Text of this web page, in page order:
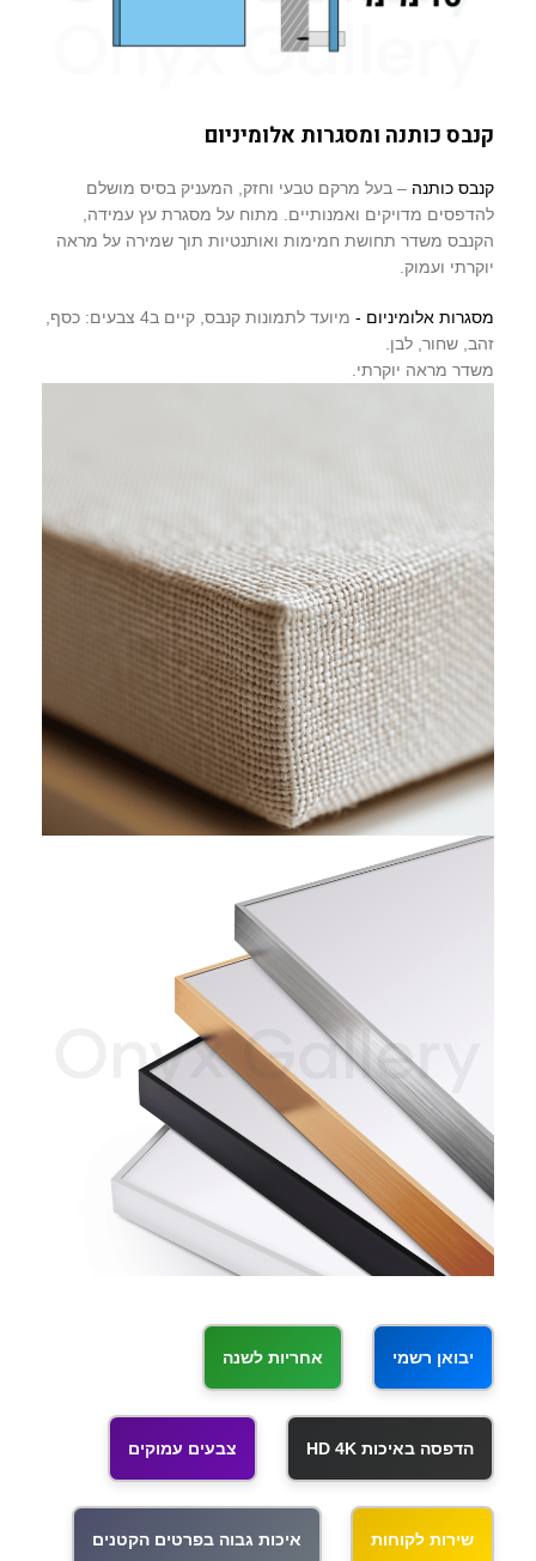
קנבס כותנה ומסגרות אלומיניום
קנבס כותנה – בעל מרקם טבעי וחזק, המעניק בסיס מושלם
להדפסים מדויקים ואמנותיים. מתוח על מסגרת עץ עמידה,
הקנבס משדר תחושת חמימות ואותנטיות תוך שמירה על מראה
יוקרתי ועמוק.
מסגרות אלומיניום -
מיועד לתמונות קנבס, קיים ב4 צבעים: כסף,
זהב, שחור, לבן.
משדר מראה יוקרתי.
יבואן רשמי אחריות לשנה
הדפסה באיכות HD 4K צבעים עמוקים
שירות לקוחות איכות גבוה בפרטים הקטנים